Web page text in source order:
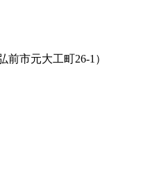
市元大工町26-1）